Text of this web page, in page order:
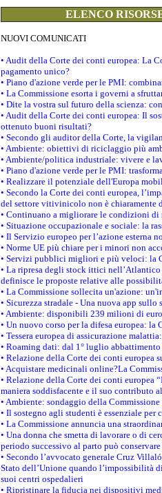
ELENCO
NUOVI COMUNICATI
• Audit della Corte dei conti europea: La
pagamento unico?
• Piano d'azione verde per le PMI:
• La Commissione esorta i governi a
• Dite la vostra sul futuro della scienza:
• Audit della Corte dei conti europea: Il
ottenuto buoni risultati?
• Secondo gli auditor della Corte, la
• Ambiente: obiettivi di riciclaggio più
• Ambiente/politica industriale: vivere e
• Piano d'azione verde per le PMI:
• Realizzare il potenziale dell'Europa
• Secondo la Corte dei conti europea,
del settore vitivinicolo non è chiaramente
• Continuano a migliorare le condizioni di
• Situazione occupazionale e sociale: la
• Il Servizio europeo per l’azione esterna
• Norme UE più chiare per i minori non
• Servizi pubblici migliori e più veloci: la
• La ripresa degli stock ittici
definisce le proposte relative alle
• La Commissione sollecita un'azione:
• Sicurezza stradale - Una nuova app
• Ambiente: disponibili 239 milioni di
• Un nuovo corso per la difesa europea:
• Tessera europea di assicurazione
• Roaming dati: dal 1° luglio
• Relazione della Corte dei conti europea
• Acquistare medicinali online?La
• Relazione della Corte dei conti
maniera soddisfacente e il suo contributo
• Ambiente: sondaggio della
• Il sostegno agli studenti è essenziale per
• La Commissione annuncia una
• Una donna che smetta di lavorare o di
periodo successivo al parto può
• Secondo l’avvocato generale Cruz
Stato dell’Unione quando l’impossibilità
suoi centri ospedalieri
• Ripristinare la fiducia nei dispositivi